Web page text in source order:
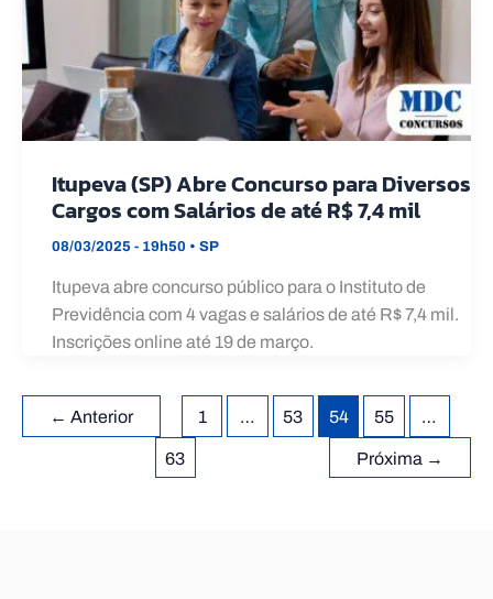
Itupeva (SP) Abre Concurso para Diversos
Cargos com Salários de até R$ 7,4 mil
08/03/2025 - 19h50 • SP
Itupeva abre concurso público para o Instituto de
Previdência com 4 vagas e salários de até R$ 7,4 mil.
Inscrições online até 19 de março.
← Anterior 1 … 53 54 55 …
63 Próxima →